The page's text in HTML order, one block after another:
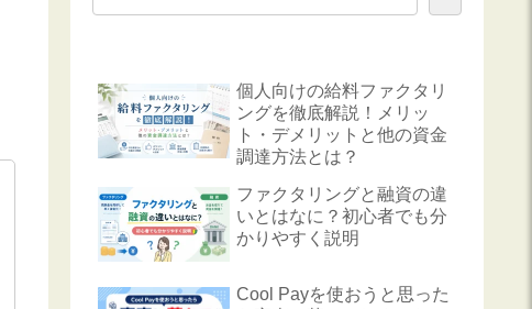
個人向けの給料ファクタリ
ングを徹底解説！メリッ
ト・デメリットと他の資金
調達方法とは？
ファクタリングと融資の違
いとはなに？初心者でも分
かりやすく説明
Cool Payを使おうと思った